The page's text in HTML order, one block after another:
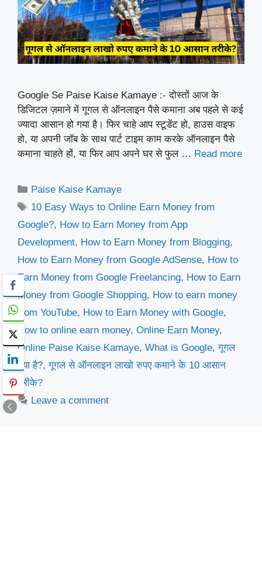
Google Se Paise Kaise Kamaye :- दोस्तों आज के
डिजिटल ज़माने में गूगल से ऑनलाइन पैसे कमाना अब पहले से कई
ज्यादा आसान हो गया है। फिर चाहे आप स्टूडेंट हो, हाउस वाइफ
हो, या अपनी जॉब के साथ पार्ट टाइम काम करके ऑनलाइन पैसे
कमाना चाहते हों, या फिर आप अपने घर से फुल … Read more
Categories
Paise Kaise Kamaye
Tags
10 Easy Ways to Online Earn Money from
Google?, How to Earn Money from App
Development, How to Earn Money from Blogging,
How to Earn Money from Google AdSense, How to
Earn Money from Google Freelancing, How to Earn
Money from Google Shopping, How to earn money
from YouTube, How to Earn Money with Google,
How to online earn money, Online Earn Money,
Online Paise Kaise Kamaye, What is Google,गूगल
क्या है?,गूगल से ऑनलाइन लाखो रुपए कमाने के 10 आसान
तरीके?
Leave a comment